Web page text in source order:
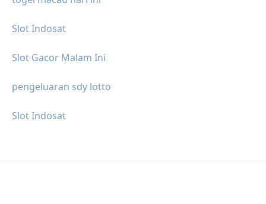
Slot Indosat
Slot Gacor Malam Ini
pengeluaran sdy lotto
Slot Indosat